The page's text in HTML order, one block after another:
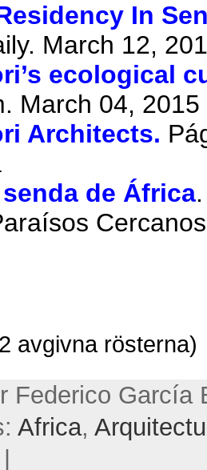
In
March 12,
ecological
. March 04, 2015
Architects.
de África
Cercanos
avgivna rösterna)
Federico García
Africa,